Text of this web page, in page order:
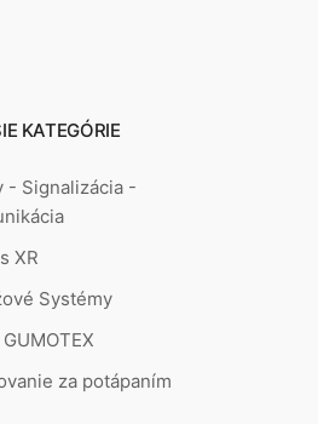
KATEGÓRIE
- Signalizácia -
XR
Systémy
za potápaním